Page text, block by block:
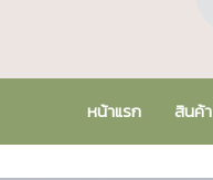
หน้าแรก สินค้า